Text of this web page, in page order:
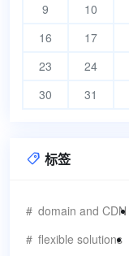
9
10
16
17
23
24
30
31
 标签
domain and CDN
flexible solutions